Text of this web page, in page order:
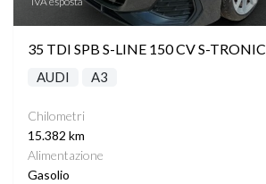
35 TDI SPB S-LINE 150 CV S-TRONIC
AUDI A3
Chilometri
15.382 km
Alimentazione
Gasolio